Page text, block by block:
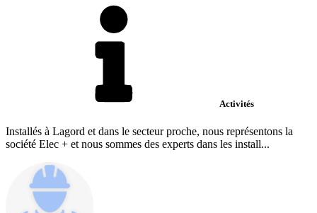
Activités
Installés à Lagord et dans le secteur proche, nous représentons la
société Elec + et nous sommes des experts dans les install...